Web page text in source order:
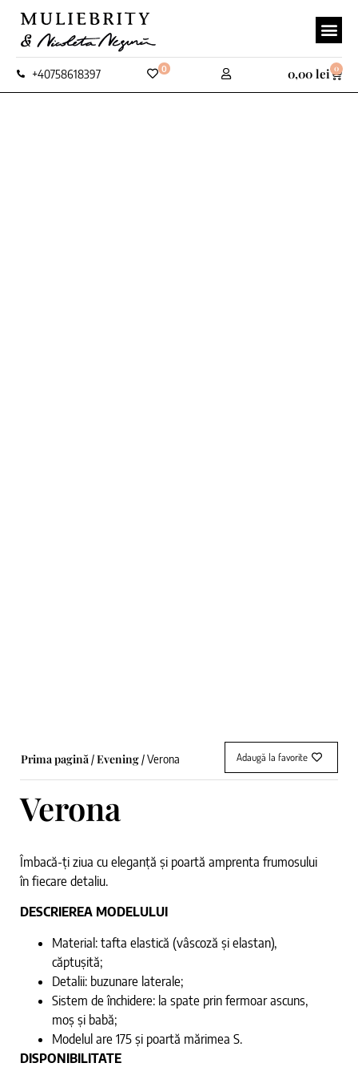
+40758618397 0 0,00 lei 0
Prima pagină /Evening/ Verona Adaugă la favorite
Verona
Îmbacă-ți ziua cu eleganță și poartă amprenta frumosului
în fiecare detaliu.
DESCRIEREA MODELULUI
Material: tafta elastică (vâscoză și elastan),
căptușită;
Detalii: buzunare laterale;
Sistem de închidere: la spate prin fermoar ascuns,
moș și babă;
Modelul are 175 și poartă mărimea S.
DISPONIBILITATE